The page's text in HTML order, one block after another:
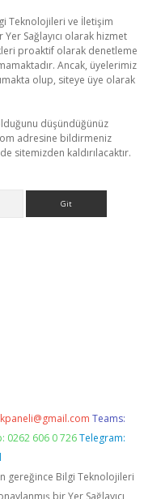
Teknolojileri ve İletişim
Sağlayıcı olarak hizmet
proaktif olarak denetleme
Ancak, üyelerimiz
olup, siteye üye olarak
düşündüğünüz
adresine bildirmeniz
sitemizden kaldırılacaktır.
Teams:
0262 606 0 726 Telegram:
gereğince Bilgi Teknolojileri
bir Yer Sağlayıcı